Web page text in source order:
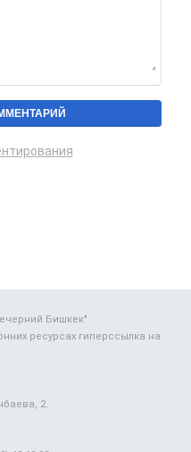
Бишкек"
ресурсах гиперссылка на
2.